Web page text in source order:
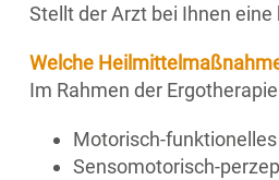
Stellt der Arzt bei Ihnen
Welche
Im Rahmen der
Motorisch-
Sensomotorisch-